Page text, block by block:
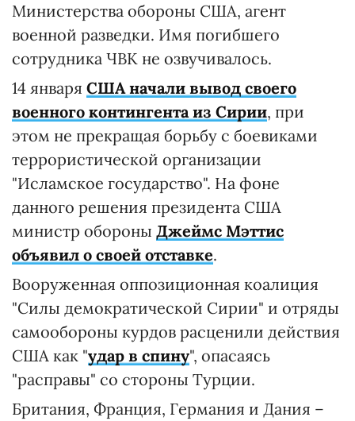
Министерства обороны США, агент
военной разведки. Имя погибшего
сотрудника ЧВК не озвучивалось.
14 января США начали вывод своего
военного контингента из Сирии, при
этом не прекращая борьбу с боевиками
террористической организации
"Исламское государство". На фоне
данного решения президента США
министр обороны Джеймс Мэттис
объявил о своей отставке.
Вооруженная оппозиционная коалиция
"Силы демократической Сирии" и отряды
самообороны курдов расценили действия
США как "удар в спину", опасаясь
"расправы" со стороны Турции.
Британия, Франция, Германия и Дания –